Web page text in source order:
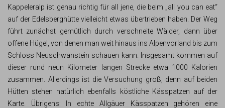
Kappeleralp ist genau richtig für all jene, die beim „all you can eat“
auf der Edelsberghütte vielleicht etwas übertrieben haben. Der Weg
führt zunächst gemütlich durch verschneite Wälder, dann über
offene Hügel, von denen man weit hinaus ins Alpenvorland bis zum
Schloss Neuschwanstein schauen kann. Insgesamt kommen auf
dieser rund neun Kilometer langen Strecke etwa 1000 Kalorien
zusammen. Allerdings ist die Versuchung groß, denn auf beiden
Hütten stehen natürlich ebenfalls köstliche Kässpatzen auf der
Karte. Übrigens: In echte Allgäuer Kässpatzen gehören eine